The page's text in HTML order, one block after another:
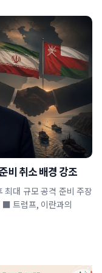
비 취소 배경 강조
최대 규모 공격 준비 주장
■ 트럼프, 이란과의